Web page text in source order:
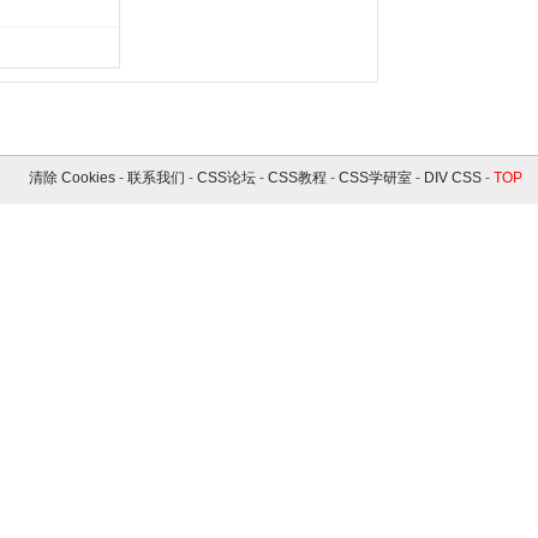
清除 Cookies- 联系我们 - CSS论坛- CSS教程 - CSS学研室- DIV CSS- TOP